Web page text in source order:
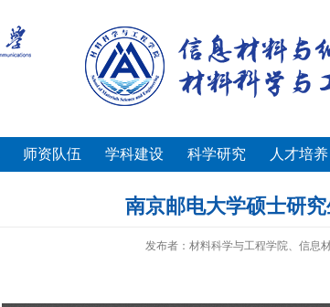
师资队伍 学科建设 科学研究 人才培养
南京邮电大学硕士研
发布者：材料科学与工程学院、信息